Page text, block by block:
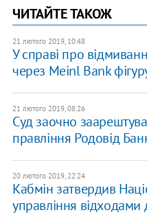
ЧИТАЙТЕ ТАКОЖ
21 лютого 2019, 10:48
У справі про
через Meinl Bank
21 лютого 2019, 08:26
Суд заочно
правління Родовід
20 лютого 2019, 22:24
Кабмін затвердив
управління